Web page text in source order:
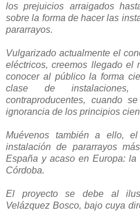
los prejuicios arraigados
sobre la forma de hacer las
pararrayos.
Vulgarizado actualmente el
eléctricos, creemos llegado el
conocer al público la forma
clase de
contraproducentes, cuando
ignorancia de los principios
Muévenos también a ello,
instalación de pararrayos
España y acaso en Europa:
Córdoba.
El proyecto se debe al
Velázquez Bosco, bajo cuya